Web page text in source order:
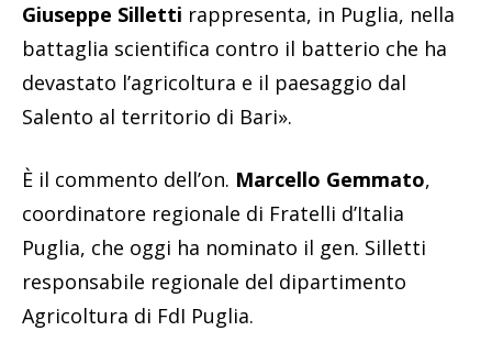
Giuseppe Silletti rappresenta, in Puglia, nella
battaglia scientifica contro il batterio che ha
devastato l’agricoltura e il paesaggio dal
Salento al territorio di Bari».
È il commento dell’on. Marcello Gemmato,
coordinatore regionale di Fratelli d’Italia
Puglia, che oggi ha nominato il gen. Silletti
responsabile regionale del dipartimento
Agricoltura di FdI Puglia.